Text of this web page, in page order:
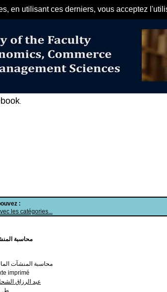
en utilisant ces derniers, vous acceptez
مرحبا بكم في الفهرس
:
les catégories...
محاسبة
محاسبة المنشآت
imprimé
عبد الرزاق
ط. 01
.